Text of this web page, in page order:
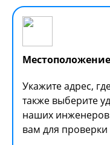
Укажите адрес,
также выберите
наших
вам для проверки